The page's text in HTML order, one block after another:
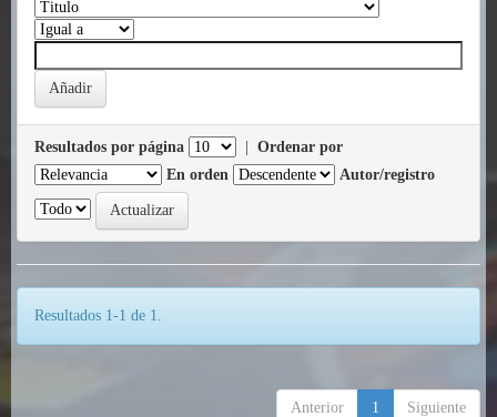
Resultados por página
Ordenar por
En orden
Autor/registro
Resultados 1-1 de 1.
Anterior 1 Siguiente